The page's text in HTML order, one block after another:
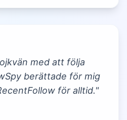
med att följa
berättade för mig
för alltid."